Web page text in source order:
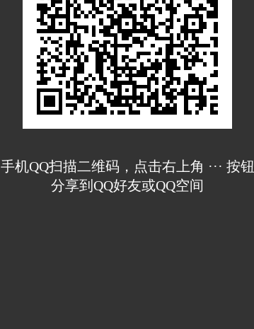
手机QQ扫描二维码，点击右上角 ··· 按钮
分享到QQ好友或QQ空间